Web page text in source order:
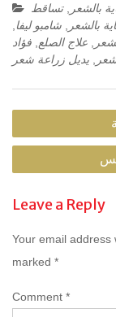
بالشعر ,تساقط
بالشعر شامبو ليفا
علاج الصلع فؤاد
يديل زراعة شعر
Post
navigation
Leave a Reply
Your email address
marked *
Comment *